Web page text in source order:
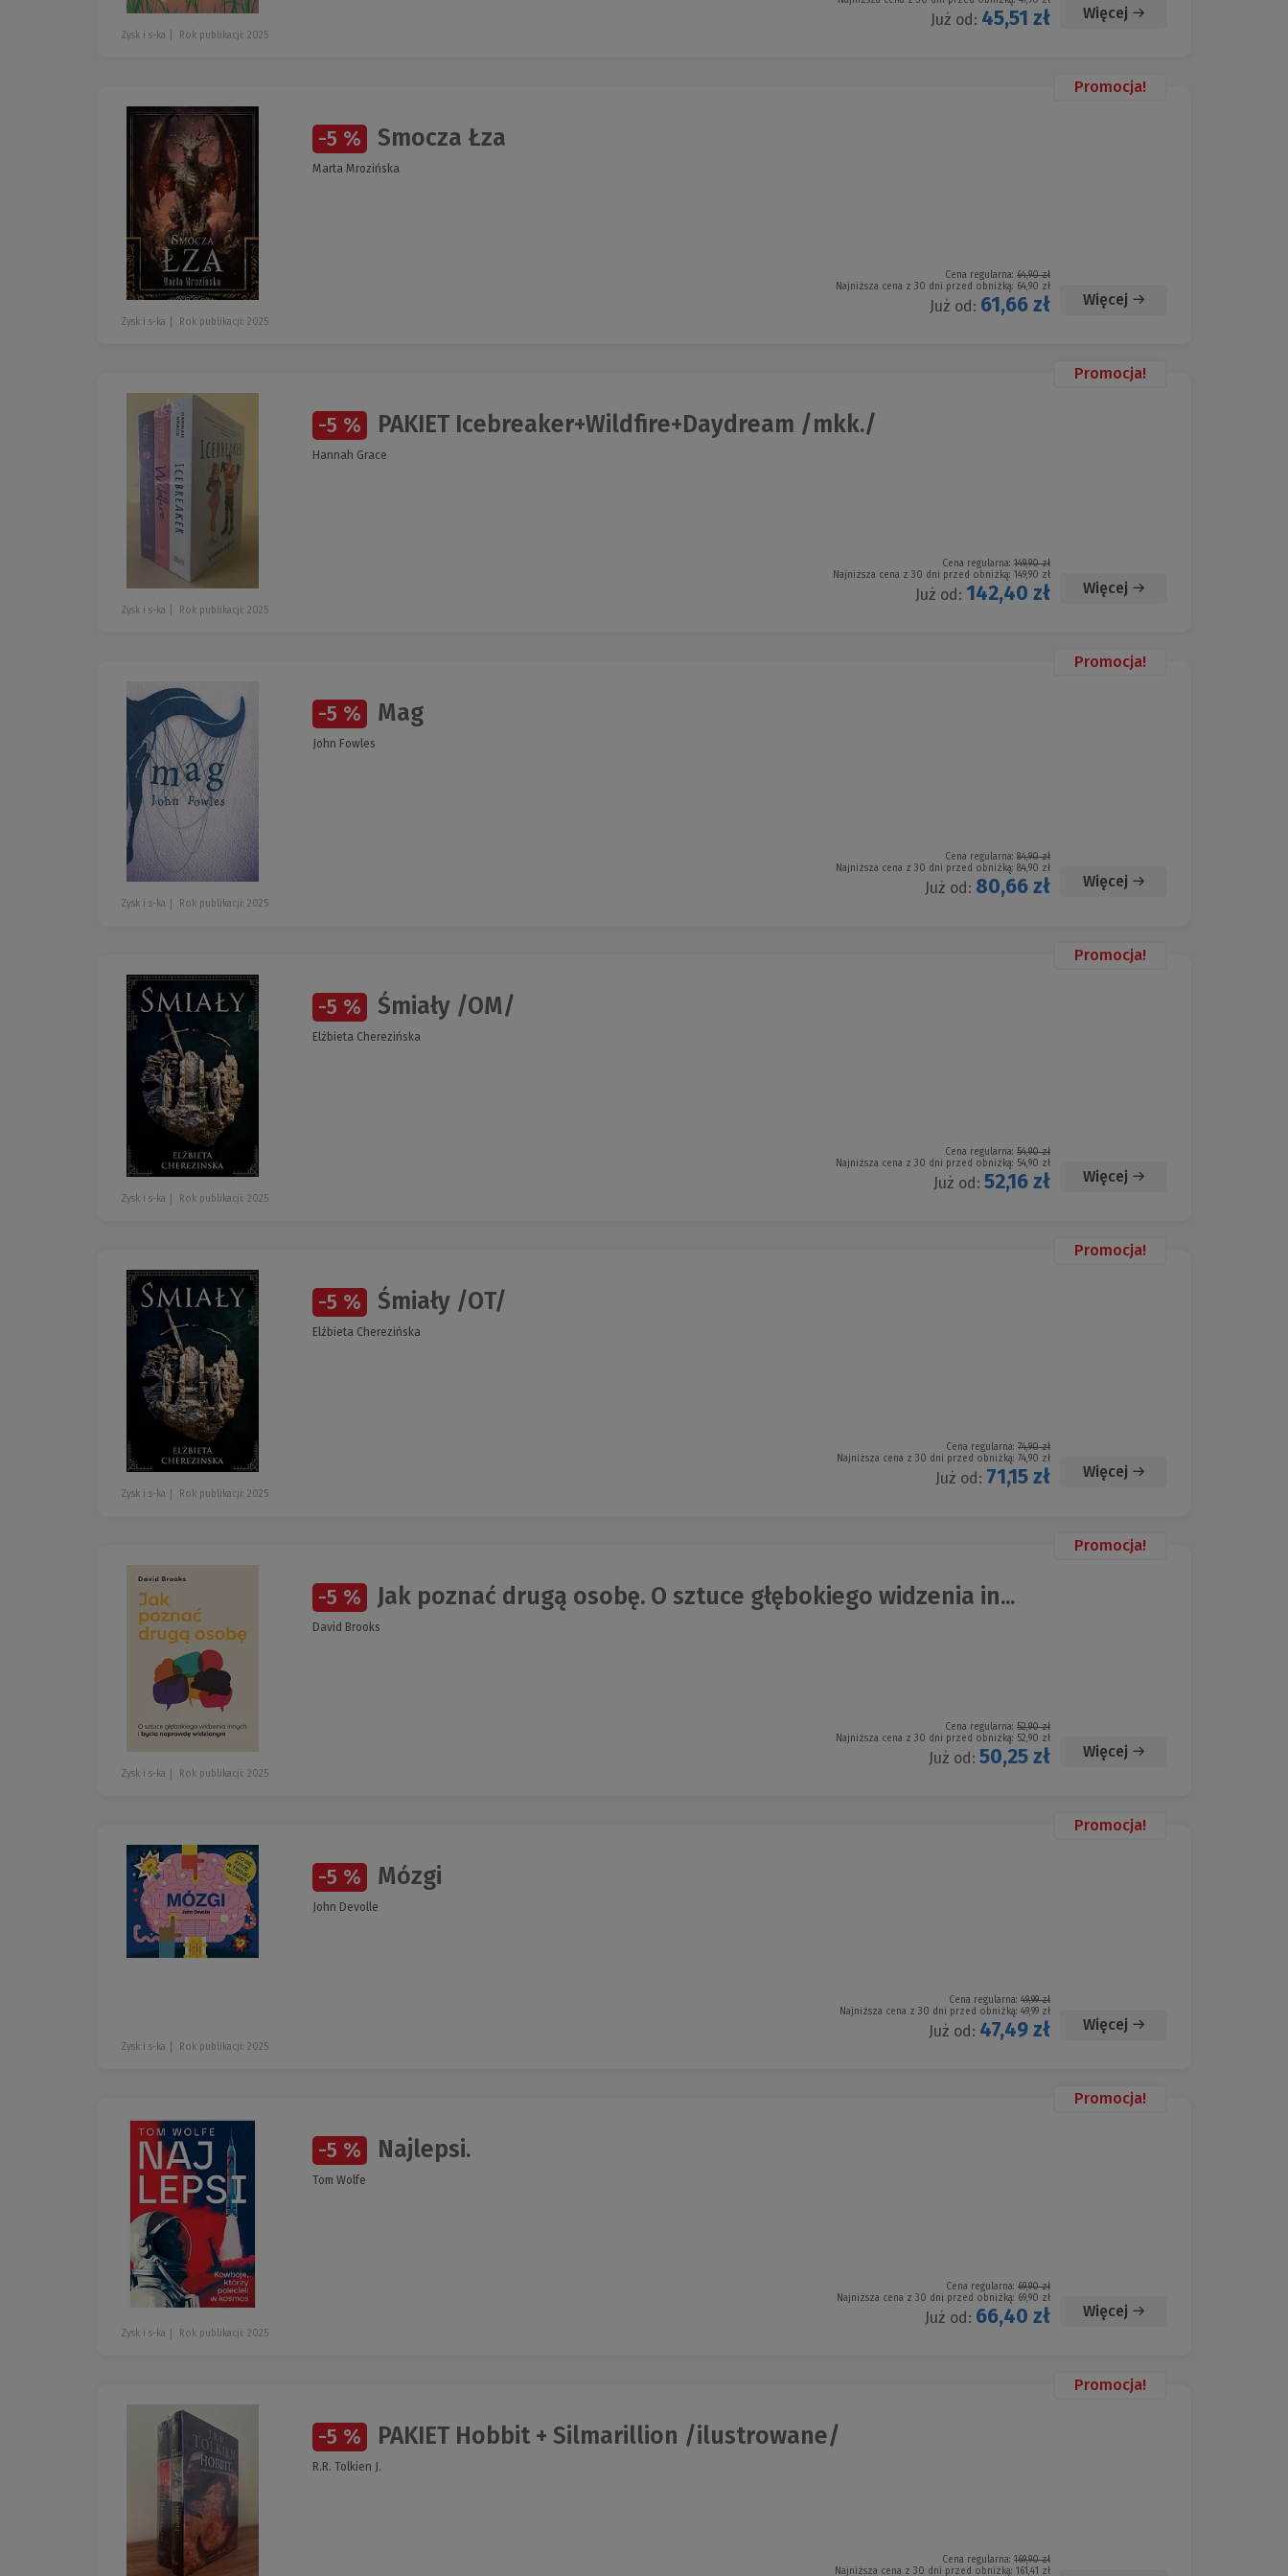
Już od: 45,51 zł Więcej
Zysk i s-ka Rok publikacji: 2025
Promocja!
-5 % Smocza Łza
Marta Mrozińska
Cena regularna: 64,90 zł
Najniższa cena z 30 dni przed obniżką: 64,90 zł
Już od: 61,66 zł Więcej
Zysk i s-ka Rok publikacji: 2025
Promocja!
-5 % PAKIET Icebreaker+Wildfire+Daydream /mkk./
Hannah Grace
Cena regularna: 149,90 zł
Najniższa cena z 30 dni przed obniżką: 149,90 zł
Już od: 142,40 zł Więcej
Zysk i s-ka Rok publikacji: 2025
Promocja!
-5 % Mag
John Fowles
Cena regularna: 84,90 zł
Najniższa cena z 30 dni przed obniżką: 84,90 zł
Już od: 80,66 zł Więcej
Zysk i s-ka Rok publikacji: 2025
Promocja!
-5 % Śmiały /OM/
Elżbieta Cherezińska
Cena regularna: 54,90 zł
Najniższa cena z 30 dni przed obniżką: 54,90 zł
Już od: 52,16 zł Więcej
Zysk i s-ka Rok publikacji: 2025
Promocja!
-5 % Śmiały /OT/
Elżbieta Cherezińska
Cena regularna: 74,90 zł
Najniższa cena z 30 dni przed obniżką: 74,90 zł
Już od: 71,15 zł Więcej
Zysk i s-ka Rok publikacji: 2025
Promocja!
-5 % Jak poznać drugą osobę. O sztuce głębokiego widzenia in...
David Brooks
Cena regularna: 52,90 zł
Najniższa cena z 30 dni przed obniżką: 52,90 zł
Już od: 50,25 zł Więcej
Zysk i s-ka Rok publikacji: 2025
Promocja!
-5 % Mózgi
John Devolle
Cena regularna: 49,99 zł
Najniższa cena z 30 dni przed obniżką: 49,99 zł
Już od: 47,49 zł Więcej
Zysk i s-ka Rok publikacji: 2025
Promocja!
-5 % Najlepsi.
Tom Wolfe
Cena regularna: 69,90 zł
Najniższa cena z 30 dni przed obniżką: 69,90 zł
Już od: 66,40 zł Więcej
Zysk i s-ka Rok publikacji: 2025
Promocja!
-5 % PAKIET Hobbit + Silmarillion /ilustrowane/
R.R. Tolkien J.
Cena regularna: 169,90 zł
Najniższa cena z 30 dni przed obniżką: 161,41 zł